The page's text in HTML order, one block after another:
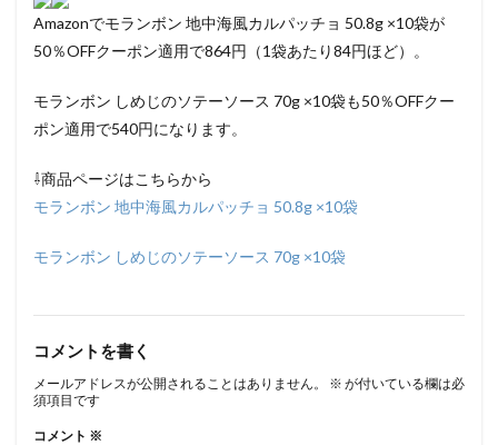
Amazonでモランボン 地中海風カルパッチョ 50.8g ×10袋が
50％OFFクーポン適用で864円（1袋あたり84円ほど）。
モランボン しめじのソテーソース 70g ×10袋も50％OFFクー
ポン適用で540円になります。
⇩商品ページはこちらから
モランボン 地中海風カルパッチョ 50.8g ×10袋
モランボン しめじのソテーソース 70g ×10袋
コメントを書く
メールアドレスが公開されることはありません。 ※ が付いている欄は必
須項目です
コメント ※